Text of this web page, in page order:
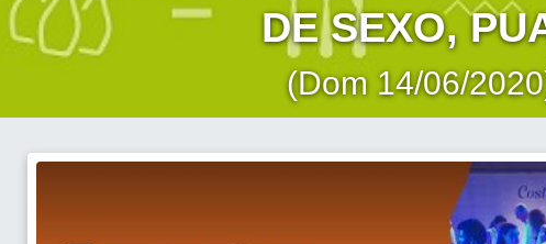
DE SEXO,
(Dom 14/06/